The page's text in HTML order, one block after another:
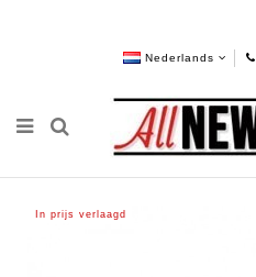
Nederlands
In prijs verlaagd